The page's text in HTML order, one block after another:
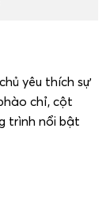
yêu thích sự
chỉ, cột
trình nổi bật